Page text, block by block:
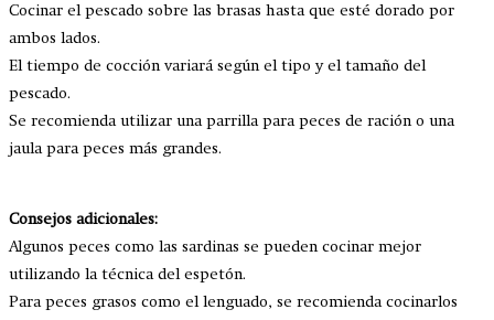
Cocinar el pescado sobre las brasas hasta que esté dorado por
ambos lados.
El tiempo de cocción variará según el tipo y el tamaño del
pescado.
Se recomienda utilizar una parrilla para peces de ración o una
jaula para peces más grandes.
Consejos adicionales:
Algunos peces como las sardinas se pueden cocinar mejor
utilizando la técnica del espetón.
Para peces grasos como el lenguado, se recomienda cocinarlos